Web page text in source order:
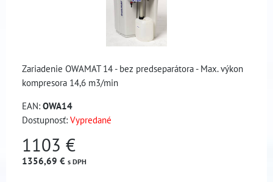
Zariadenie OWAMAT 14 - bez predseparátora - Max. výkon
kompresora 14,6 m3/min
EAN: OWA14
Dostupnosť: Vypredané
1103 €
1356,69 € s DPH